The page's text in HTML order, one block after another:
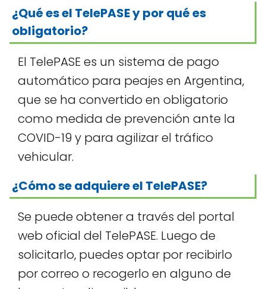
¿Qué es el TelePASE y por qué es
obligatorio?
El TelePASE es un sistema de pago
automático para peajes en Argentina,
que se ha convertido en obligatorio
como medida de prevención ante la
COVID-19 y para agilizar el tráfico
vehicular.
¿Cómo se adquiere el TelePASE?
Se puede obtener a través del portal
web oficial del TelePASE. Luego de
solicitarlo, puedes optar por recibirlo
por correo o recogerlo en alguno de